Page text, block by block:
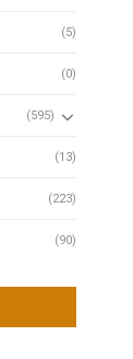
(5)
(0)
(595)
(13)
(223)
(90)